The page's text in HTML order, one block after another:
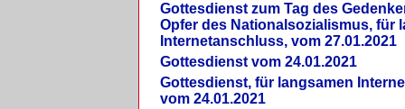
Gottesdienst zum Tag des
Opfer des Nationalsozialismus, für
Internetanschluss, vom 27.01.2021
Gottesdienst vom 24.01.2021
Gottesdienst, für langsamen
vom 24.01.2021